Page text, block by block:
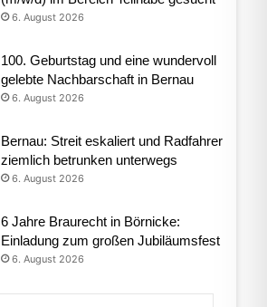
6. August 2026
100. Geburtstag und eine wundervoll
gelebte Nachbarschaft in Bernau
6. August 2026
Bernau: Streit eskaliert und Radfahrer
ziemlich betrunken unterwegs
6. August 2026
6 Jahre Braurecht in Börnicke:
Einladung zum großen Jubiläumsfest
6. August 2026